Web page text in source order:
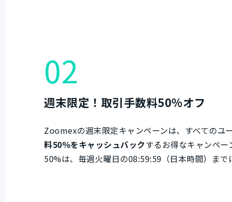
02
週末限定！取引手数料50%オフ
Zoomexの週末限定キャンペーンは、すべてのユ
料50％をキャッシュバックするお得なキャンペ
50%は、毎週火曜日の08:59:59（日本時間）まで